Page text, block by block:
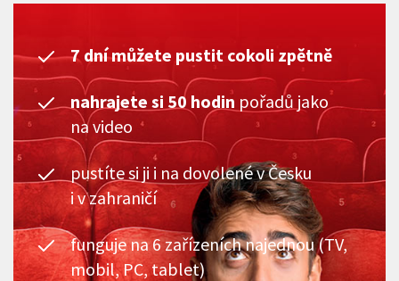
7 dní můžete pustit cokoli zpětně
nahrajete si 50 hodin pořadů jako
na video
pustíte si ji i na dovolené v Česku
i v zahraničí
funguje na 6 zařízeních najednou (TV,
mobil, PC, tablet)